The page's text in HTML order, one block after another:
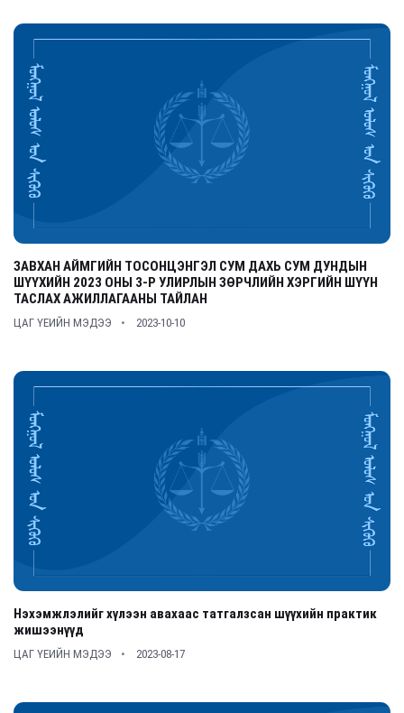
ЗАВХАН АЙМГИЙН ТОСОНЦЭНГЭЛ СУМ ДАХЬ СУМ ДУНДЫН
ШҮҮХИЙН 2023 ОНЫ 3-Р УЛИРЛЫН ЗӨРЧЛИЙН ХЭРГИЙН ШҮҮН
ТАСЛАХ АЖИЛЛАГААНЫ ТАЙЛАН
ЦАГ ҮЕИЙН МЭДЭЭ 2023-10-10
Нэхэмжлэлийг хүлээн авахаас татгалзсан шүүхийн практик
жишээнүүд
ЦАГ ҮЕИЙН МЭДЭЭ 2023-08-17